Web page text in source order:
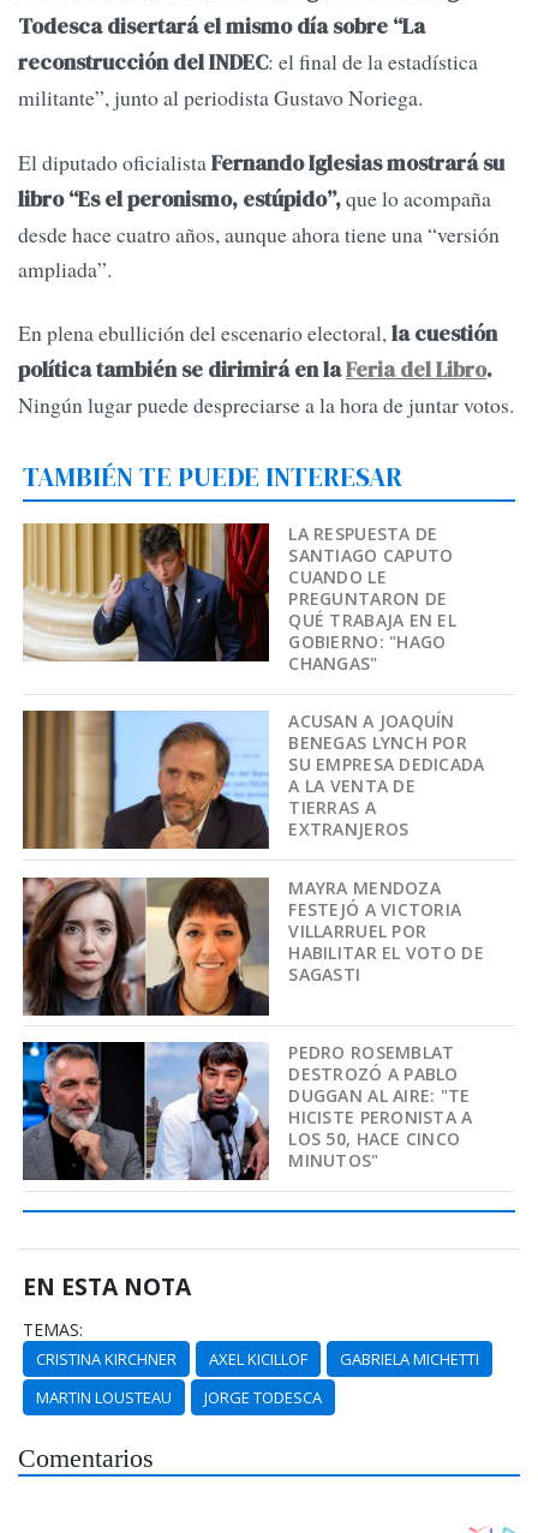
Todesca disertará el mismo día sobre “La
reconstrucción del INDEC: el final de la estadística
militante”, junto al periodista Gustavo Noriega.
El diputado oficialistaFernando Iglesias mostrará su
libro “Es el peronismo, estúpido”,que lo acompaña
desde hace cuatro años, aunque ahora tiene una “versión
ampliada”.
En plena ebullición del escenario electoral,la cuestión
política también se dirimirá en laFeria del Libro.
Ningún lugar puede despreciarse a la hora de juntar votos.
TAMBIÉN TE PUEDE INTERESAR
LA RESPUESTA DE
SANTIAGO CAPUTO
CUANDO LE
PREGUNTARON DE
QUÉ TRABAJA EN EL
GOBIERNO: "HAGO
CHANGAS"
ACUSAN A JOAQUÍN
BENEGAS LYNCH POR
SU EMPRESA DEDICADA
A LA VENTA DE
TIERRAS A
EXTRANJEROS
MAYRA MENDOZA
FESTEJÓ A VICTORIA
VILLARRUEL POR
HABILITAR EL VOTO DE
SAGASTI
PEDRO ROSEMBLAT
DESTROZÓ A PABLO
DUGGAN AL AIRE: "TE
HICISTE PERONISTA A
LOS 50, HACE CINCO
MINUTOS"
EN ESTA NOTA
TEMAS:
CRISTINA KIRCHNER AXEL KICILLOF
GABRIELA MICHETTI
MARTIN LOUSTEAU
JORGE TODESCA
Comentarios